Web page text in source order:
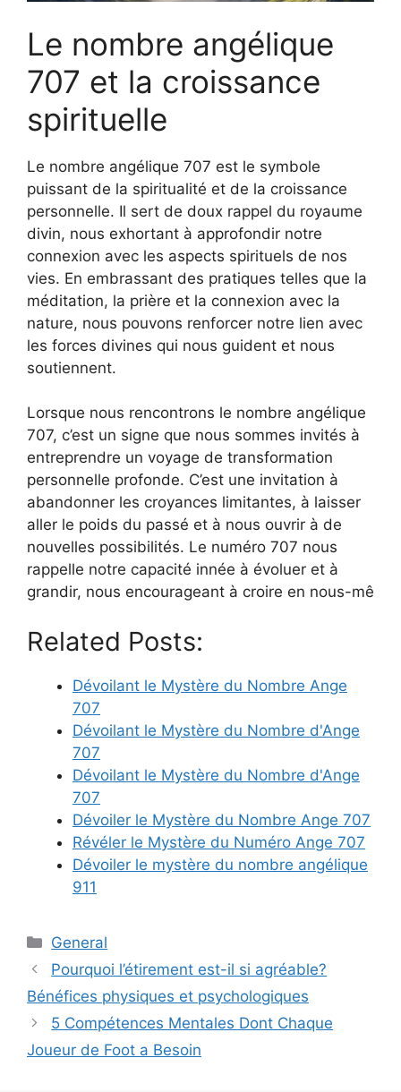
Le nombre angélique
707 et la croissance
spirituelle
Le nombre angélique 707 est le symbole
puissant de la spiritualité et de la croissance
personnelle. Il sert de doux rappel du royaume
divin, nous exhortant à approfondir notre
connexion avec les aspects spirituels de nos
vies. En embrassant des pratiques telles que la
méditation, la prière et la connexion avec la
nature, nous pouvons renforcer notre lien avec
les forces divines qui nous guident et nous
soutiennent.
Lorsque nous rencontrons le nombre angélique
707, c’est un signe que nous sommes invités à
entreprendre un voyage de transformation
personnelle profonde. C’est une invitation à
abandonner les croyances limitantes, à laisser
aller le poids du passé et à nous ouvrir à de
nouvelles possibilités. Le numéro 707 nous
rappelle notre capacité innée à évoluer et à
grandir, nous encourageant à croire en nous-mê
Related Posts:
Dévoilant le Mystère du Nombre Ange
707
Dévoilant le Mystère du Nombre d'Ange
707
Dévoilant le Mystère du Nombre d'Ange
707
Dévoiler le Mystère du Nombre Ange 707
Révéler le Mystère du Numéro Ange 707
Dévoiler le mystère du nombre angélique
911
Categories
General
Pourquoi l’étirement est-il si agréable?
Bénéfices physiques et psychologiques
5 Compétences Mentales Dont Chaque
Joueur de Foot a Besoin